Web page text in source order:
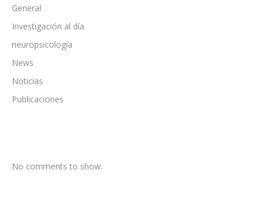
General
Investigación al día
neuropsicología
News
Noticias
Publicaciones
No comments to show.